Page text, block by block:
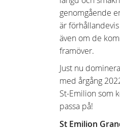
genomgående
är
även om de
framöver.
Just nu
med årgång
St-Emilion som
passa på!
St Emilion